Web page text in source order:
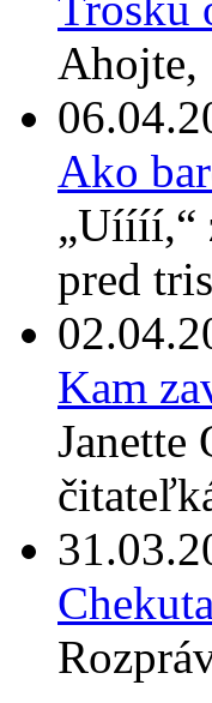
Ahojte,
Ako
„Uíííí,“
pred
Kam
Janette